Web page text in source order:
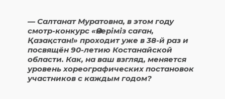
— Салтанат Муратовна, в этом году
смотр-конкурс «Өнеріміз саған,
Қазақстан!» проходит уже в 38-й раз и
посвящён 90-летию Костанайской
области. Как, на ваш взгляд, меняется
уровень хореографических постановок
участников с каждым годом?